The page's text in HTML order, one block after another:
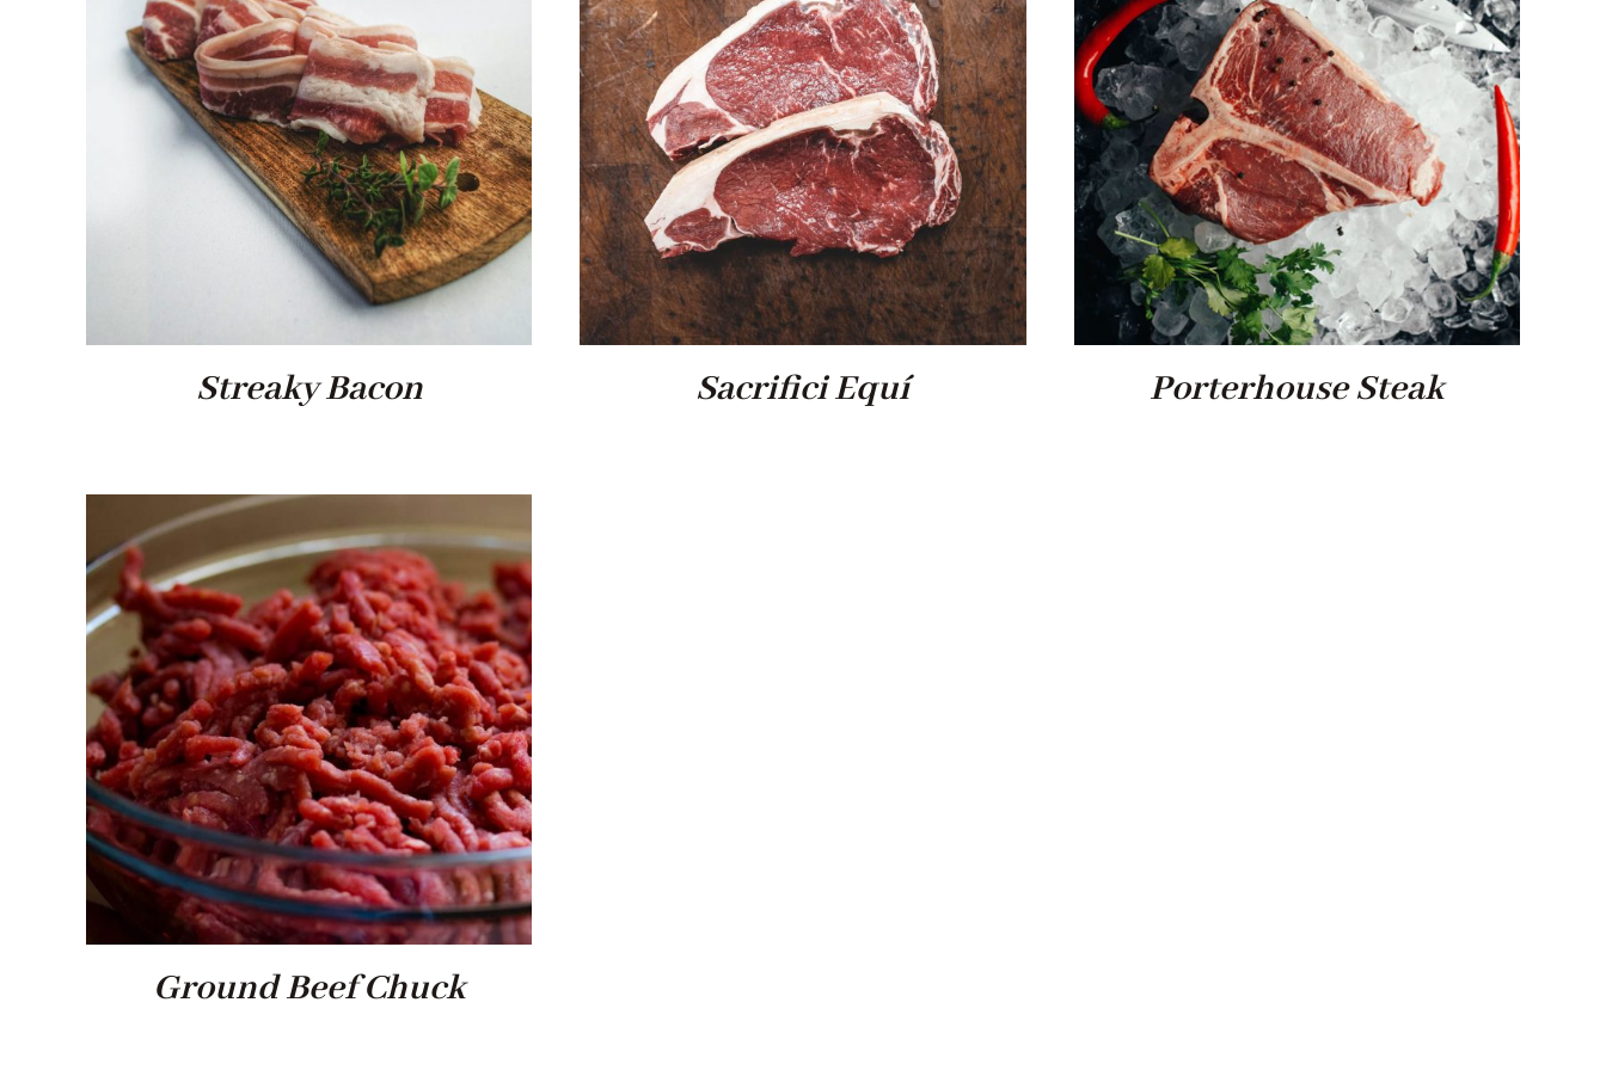
Streaky Bacon Sacrifici Equí Porterhouse Steak
Ground Beef Chuck